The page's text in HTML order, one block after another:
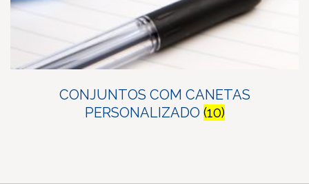
CONJUNTOS COM CANETAS
PERSONALIZADO (10)